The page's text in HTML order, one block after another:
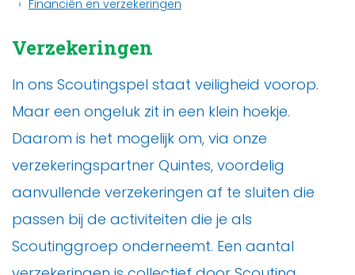
Financiën en verzekeringen
Verzekeringen
In ons Scoutingspel staat veiligheid voorop.
Maar een ongeluk zit in een klein hoekje.
Daarom is het mogelijk om, via onze
verzekeringspartner Quintes, voordelig
aanvullende verzekeringen af te sluiten die
passen bij de activiteiten die je als
Scoutinggroep onderneemt. Een aantal